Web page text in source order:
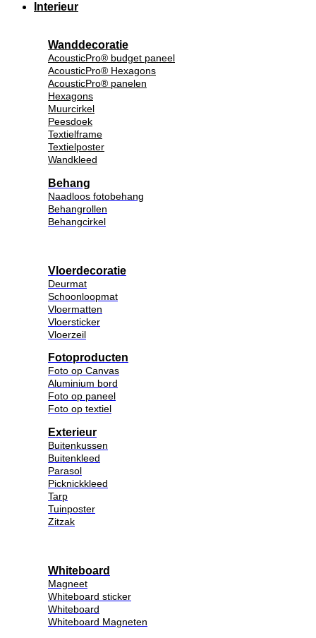
Interieur
Wanddecoratie
AcousticPro® budget paneel
AcousticPro® Hexagons
AcousticPro® panelen
Hexagons
Muurcirkel
Peesdoek
Textielframe
Textielposter
Wandkleed
Behang
Naadloos fotobehang
Behangrollen
Behangcirkel
Vloerdecoratie
Deurmat
Schoonloopmat
Vloermatten
Vloersticker
Vloerzeil
Fotoproducten
Foto op Canvas
Aluminium bord
Foto op paneel
Foto op textiel
Exterieur
Buitenkussen
Buitenkleed
Parasol
Picknickkleed
Tarp
Tuinposter
Zitzak
Whiteboard
Magneet
Whiteboard sticker
Whiteboard
Whiteboard Magneten